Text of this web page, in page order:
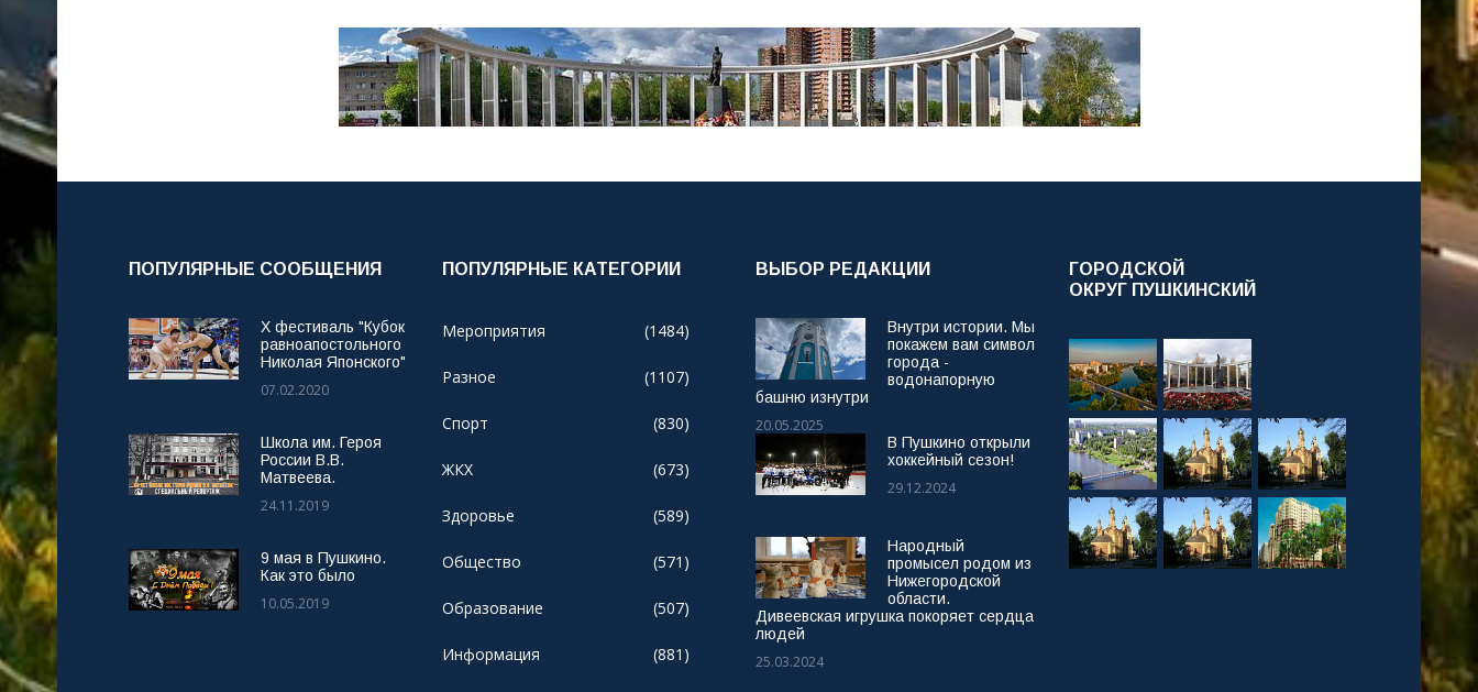
ПОПУЛЯРНЫЕ СООБЩЕНИЯ
X фестиваль "Кубок
равноапостольного
Николая Японского"
07.02.2020
Школа им. Героя
России В.В.
Матвеева.
24.11.2019
9 мая в Пушкино.
Как это было
10.05.2019
ПОПУЛЯРНЫЕ КАТЕГОРИИ
Мероприятия (1484)
Разное (1107)
Спорт (830)
ЖКХ (673)
Здоровье (589)
Общество (571)
Образование (507)
Информация (881)
ВЫБОР РЕДАКЦИИ
Внутри истории. Мы
покажем вам символ
города -
водонапорную
башню изнутри
20.05.2025
В Пушкино открыли
хоккейный сезон!
29.12.2024
Народный
промысел родом из
Нижегородской
области.
Дивеевская игрушка покоряет сердца
людей
25.03.2024
ГОРОДСКОЙ
ОКРУГ ПУШКИНСКИЙ